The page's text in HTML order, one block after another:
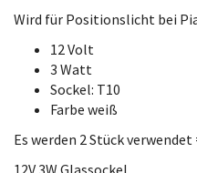
Wird für Positionslicht bei
12 Volt
3 Watt
Sockel: T10
Farbe weiß
Es werden 2 Stück verwendet
12V 3W Glassockel